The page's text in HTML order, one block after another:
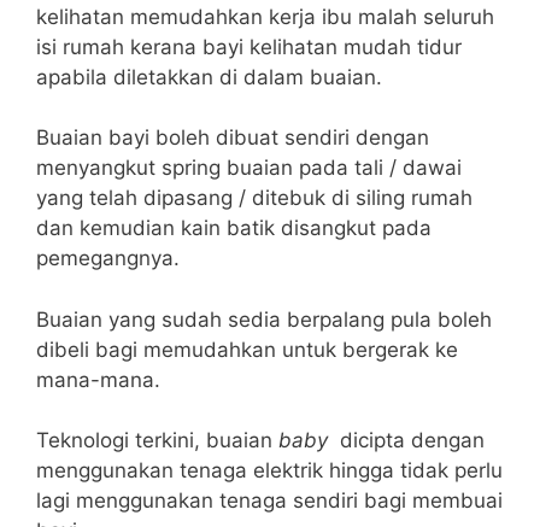
kelihatan memudahkan kerja ibu malah seluruh
isi rumah kerana bayi kelihatan mudah tidur
apabila diletakkan di dalam buaian.
Buaian bayi boleh dibuat sendiri dengan
menyangkut spring buaian pada tali / dawai
yang telah dipasang / ditebuk di siling rumah
dan kemudian kain batik disangkut pada
pemegangnya.
Buaian yang sudah sedia berpalang pula boleh
dibeli bagi memudahkan untuk bergerak ke
mana-mana.
Teknologi terkini, buaian baby dicipta dengan
menggunakan tenaga elektrik hingga tidak perlu
lagi menggunakan tenaga sendiri bagi membuai